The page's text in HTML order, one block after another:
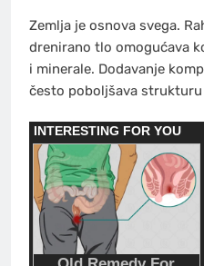
Zemlja je osnova svega.
drenirano tlo omogućava
i minerale. Dodavanje
često poboljšava strukturu